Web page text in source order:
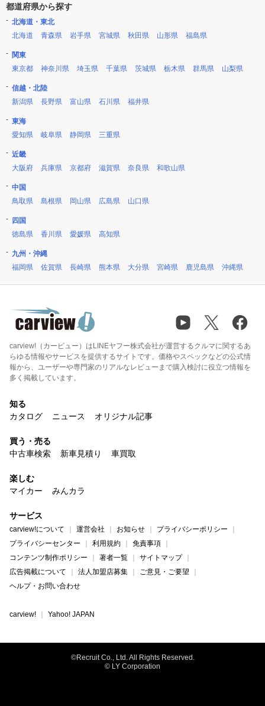
都道府県から探す
北海道・東北
北海道
青森県 岩手県 宮城県 秋田県 山形県 福島県
関東
東京都
神奈川県 埼玉県 千葉県 茨城県 栃木県 群馬県 山梨県
信越・北陸
新潟県
長野県 富山県 石川県 福井県
東海
愛知県
岐阜県 静岡県 三重県
近畿
大阪府
兵庫県 京都府 滋賀県 奈良県 和歌山県
中国
鳥取県
島根県 岡山県 広島県 山口県
四国
徳島県
香川県 愛媛県 高知県
九州・沖縄
福岡県
佐賀県 長崎県 熊本県 大分県 宮崎県 鹿児島県 沖縄県
carview!（カービュー）はLINEヤフー株式会社が運営するクルマに関するあ
らゆる情報やサービスを提供するサイトです。価格やスペックなどの公式情
報から、ユーザーや専門家のリアルなレビューまで購入検討に役立つ情報を
多く掲載しています。
知る
カタログ
ニュース オリジナル記事
買う・売る
中古車検索
新車見積り 車買取
楽しむ
マイカー
みんカラ
サービス
carview!について 運営会社 お知らせ
プライバシーポリシー
プライバシーセンター
利用規約
免責事項
コンテンツ制作ポリシー
著者一覧
サイトマップ
広告掲載について
法人加盟店募集
ご意見・ご要望
ヘルプ・お問い合わせ
carview! Yahoo! JAPAN
©Recruit Co., Ltd. All Rights Reserved.
© LY Corporation